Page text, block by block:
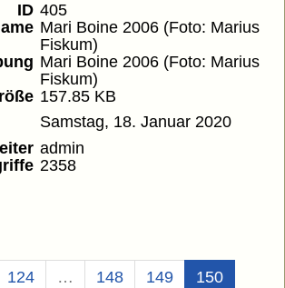
ID 405
Mari Boine 2006 (Foto: Marius
Fiskum)
Mari Boine 2006 (Foto: Marius
Fiskum)
157.85 KB
Samstag, 18. Januar 2020
admin
2358
124 … 148 149 150(Aktuell)